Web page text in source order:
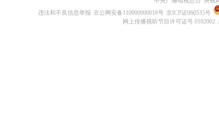
违法和不良信息举报 京公网安备110000000018号 京ICP证060535号
网上传播视听节目许可证号 0102002